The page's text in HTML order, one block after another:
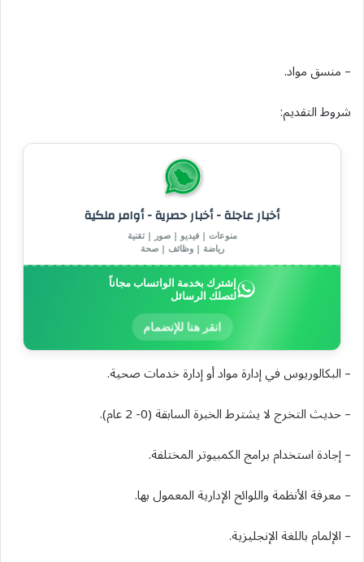
– منسق مواد.
شروط التقديم:
أخبار عاجلة - أخبار حصرية - أوامر ملكية
منوعات | فيديو | صور | تقنية
رياضة | وظائف | صحة
إشترك بخدمة الواتساب مجاناً
لتصلك الرسائل
انقر هنا للإنضمام
– البكالوريوس في إدارة مواد أو إدارة خدمات صحية.
– حديث التخرج لا يشترط الخبرة السابقة (0- 2 عام).
– إجادة استخدام برامج الكمبيوتر المختلفة.
– معرفة الأنظمة واللوائح الإدارية المعمول بها.
– الإلمام باللغة الإنجليزية.